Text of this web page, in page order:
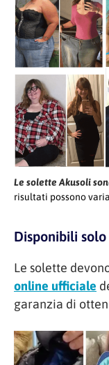
Le solette Akusoli
risultati possono
Disponibili
Le solette
online ufficiale
garanzia di